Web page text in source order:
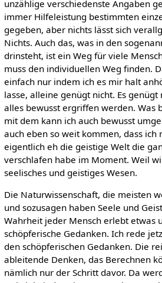
unzählige verschiedenste Angaben
immer Hilfeleistung bestimmten
gegeben, aber nichts lässt sich
Nichts. Auch das, was in den
drinsteht, ist ein Weg für viele
muss den individuellen Weg finden.
einfach nur indem ich es mir halt
lasse, alleine genügt nicht. Es genügt
alles bewusst ergriffen werden. Was
mit dem kann ich auch bewusst
auch eben so weit kommen, dass ich
eigentlich eh die geistige Welt die
verschlafen habe im Moment. Weil
seelisches und geistiges Wesen.
Die Naturwissenschaft, die meisten
und sozusagen haben Seele und
Wahrheit jeder Mensch erlebt etwas
schöpferische Gedanken. Ich rede
den schöpferischen Gedanken. Die
ableitende Denken, das Berechnen
nämlich nur der Schritt davor. Da